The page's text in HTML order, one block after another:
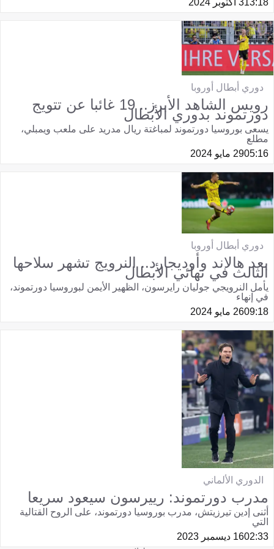
دوري أبطال أوروبا
رويس الشاهد الأبرز.. 19 غائبا عن تتويج
دورتموند بدوري الأبطال
يسعى بوروسيا دورتموند لمباغتة ريال مدريد على ملعب ويمبلي،
مطلع
05:1629 مايو 2024
دوري أبطال أوروبا
بعد هالاند وأوديجارد.. النرويج تشهر سلاحها
الثالث في نهائي الأبطال
يأمل النرويجي جوليان رايرسون، الظهير الأيمن لبوروسيا دورتموند،
في إنهاء
09:1826 مايو 2024
الدوري الألماني
مدرب دورتموند: رييرسون سيعود سريعا
أثنى إدين تيرزيتش، مدرب بوروسيا دورتموند، على الروح القتالية
التي
02:3316 ديسمبر 2023